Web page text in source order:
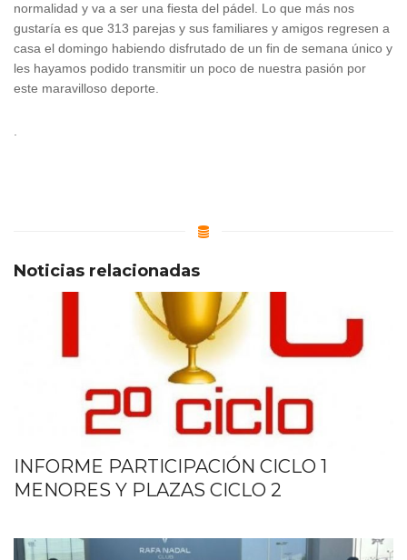
normalidad y va a ser una fiesta del pádel. Lo que más nos
gustaría es que 313 parejas y sus familiares y amigos regresen a
casa el domingo habiendo disfrutado de un fin de semana único y
les hayamos podido transmitir un poco de nuestra pasión por
este maravilloso deporte.
Noticias relacionadas
INFORME PARTICIPACIÓN CICLO 1
MENORES Y PLAZAS CICLO 2